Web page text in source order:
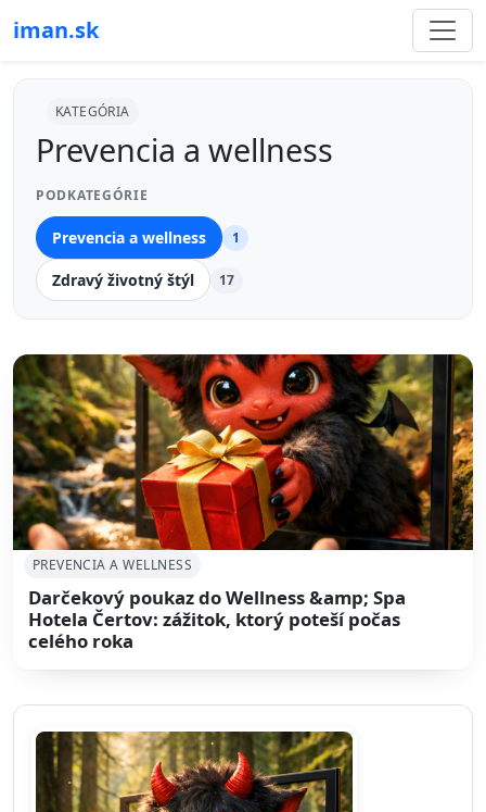
iman.sk
KATEGÓRIA
Prevencia a wellness
PODKATEGÓRIE
Prevencia a wellness 1
Zdravý životný štýl 17
PREVENCIA A WELLNESS
Darčekový poukaz do Wellness &amp; Spa
Hotela Čertov: zážitok, ktorý poteší počas
celého roka